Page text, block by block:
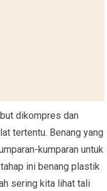
dikompres dan
tertentu. Benang yang
kumparan untuk
ini benang plastik
sering kita lihat tali